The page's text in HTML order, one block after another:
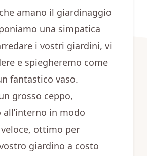
amano il giardinaggio
una simpatica
i vostri giardini, vi
e spiegheremo come
fantastico vaso.
grosso ceppo,
all’interno in modo
ottimo per
giardino a costo